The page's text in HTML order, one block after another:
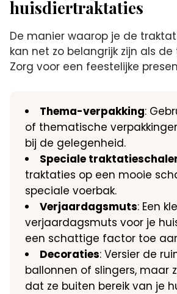
huisdiertraktaties
De manier waarop je de
kan net zo belangrijk zijn als
Zorg voor een feestelijke
Thema-verpakking:
of thematische
bij de gelegenheid.​
Speciale
traktaties op een mooie
speciale voerbak.​
Verjaardagsmuts: Een
verjaardagsmuts voor je
een schattige factor toe
Decoraties: Versier de
ballonnen of slingers, maar
dat ze buiten bereik van je